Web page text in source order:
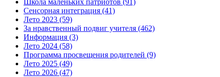
Сенсорная интеграция (41)
Лето 2023 (59)
За нравственный подвиг учителя (462)
Информация (3)
Лето 2024 (58)
Программа просвещения родителей (9)
Лето 2025 (49)
Лето 2026 (47)